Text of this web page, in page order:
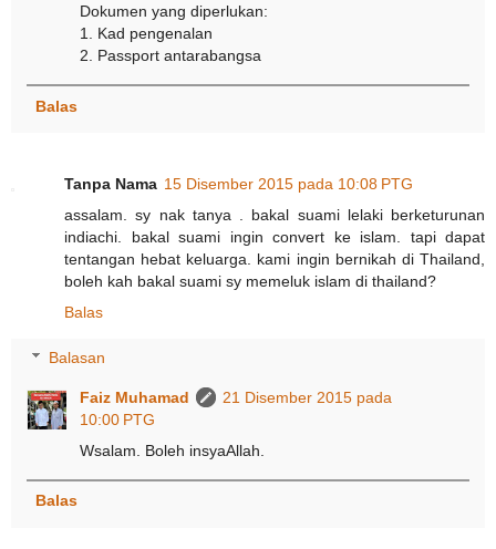
Dokumen yang diperlukan:
1. Kad pengenalan
2. Passport antarabangsa
Balas
Tanpa Nama 15 Disember 2015 pada 10:08 PTG
assalam. sy nak tanya . bakal suami lelaki berketurunan
indiachi. bakal suami ingin convert ke islam. tapi dapat
tentangan hebat keluarga. kami ingin bernikah di Thailand,
boleh kah bakal suami sy memeluk islam di thailand?
Balas
Balasan
Faiz Muhamad
21 Disember 2015 pada
10:00 PTG
Wsalam. Boleh insyaAllah.
Balas